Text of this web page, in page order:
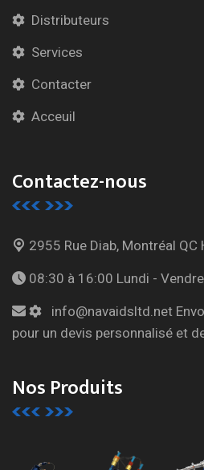
Distributeurs
Services
Contacter
Acceuil
Contactez-nous
2955 Rue Diab, Montréal QC
08:30 à 16:00 Lundi -
info@navaidsltd.net
pour un devis personnalisé et
Nos Produits